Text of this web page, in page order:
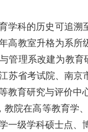
学科的历史可追溯
高教室升格为系所
管理系改建为教
苏省考试院、南京
教育研究与评价中
教院在高等教育学
一级学科硕士点、